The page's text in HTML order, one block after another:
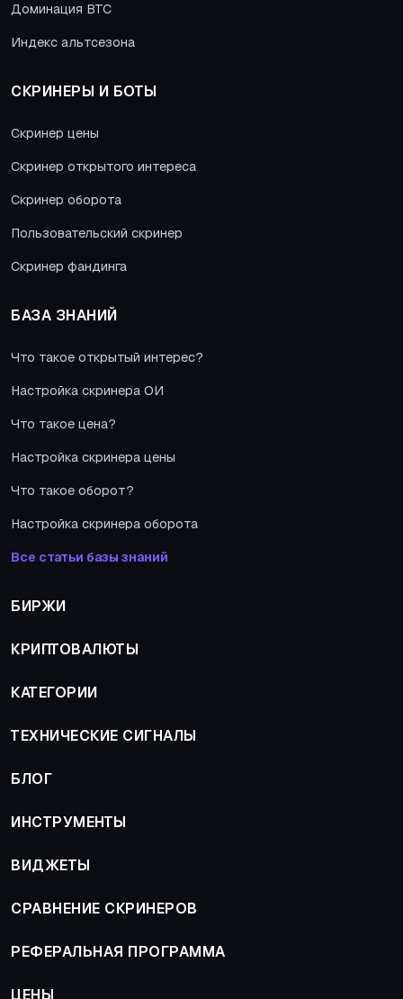
Доминация BTC
Индекс альтсезона
СКРИНЕРЫ И БОТЫ
Скринер цены
Скринер открытого интереса
Скринер оборота
Пользовательский скринер
Скринер фандинга
БАЗА ЗНАНИЙ
Что такое открытый интерес?
Настройка скринера ОИ
Что такое цена?
Настройка скринера цены
Что такое оборот?
Настройка скринера оборота
Все статьи базы знаний
БИРЖИ
КРИПТОВАЛЮТЫ
КАТЕГОРИИ
ТЕХНИЧЕСКИЕ СИГНАЛЫ
БЛОГ
ИНСТРУМЕНТЫ
ВИДЖЕТЫ
СРАВНЕНИЕ СКРИНЕРОВ
РЕФЕРАЛЬНАЯ ПРОГРАММА
ЦЕНЫ